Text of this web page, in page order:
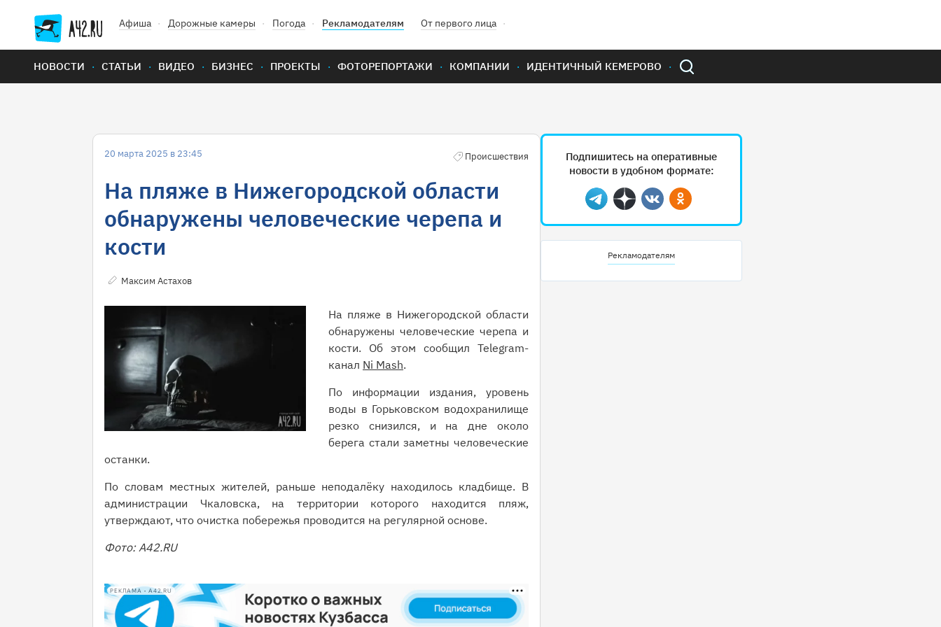
Афиша Дорожные камеры Погода Рекламодателям От первого лица
НОВОСТИ СТАТЬИ ВИДЕО БИЗНЕС ПРОЕКТЫ ФОТОРЕПОРТАЖИ КОМПАНИИ ИДЕНТИЧНЫЙ КЕМЕРОВО
20 марта 2025 в 23:45 Происшествия
На пляже в Нижегородской области
обнаружены человеческие черепа и
кости
Максим Астахов
На пляже в Нижегородской области
обнаружены человеческие черепа и
кости. Об этом сообщил Telegram-
канал Ni Mash.
По информации издания, уровень
воды в Горьковском водохранилище
резко снизился, и на дне около
берега стали заметны человеческие
останки.
По словам местных жителей, раньше неподалёку находилось кладбище. В
администрации Чкаловска, на территории которого находится пляж,
утверждают, что очистка побережья проводится на регулярной основе.
Фото: A42.RU
РЕКЛАМА • A42.RU
Подпишитесь на оперативные
новости в удобном формате:
Telegram
ДзенВконтактеОдноклассники
Рекламодателям